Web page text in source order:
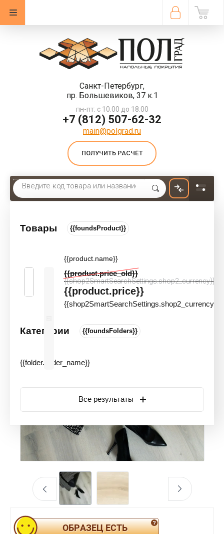
Санкт-Петербург,
пр. Большевиков, 37 к.1
пн-пт: с 10.00 до 18.00
+7 (812) 507-62-32
main@polgrad.ru
ПОЛУЧИТЬ РАСЧЁТ
Товары {{foundsProduct}}
{{product.name}}
{{product.price_old}}
{{shop2SmartSearchSettings.shop2_currency}}
{{product.price}}
{{shop2SmartSearchSettings.shop2_currency}}
Категории {{foundsFolders}}
{{folder.folder_name}}
Все результаты
Кварцвиниловая плитка FineFloor FF-1132 Дуб Уоррен (Клеевой Тип)
Кварцвиниловая плитка FineFloor FF-
Артикул:
Акция
ОБРАЗЕЦ ЕСТЬ